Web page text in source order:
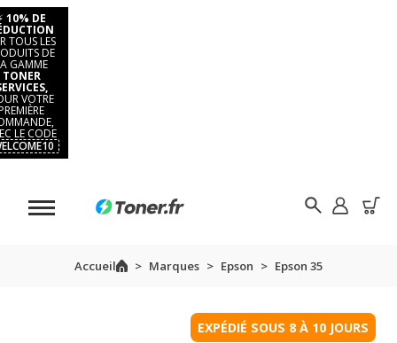
10% DE
TOUS LES
DE
GAMME
TONER
VOTRE
LE CODE
Accueil Marques Epson Epson 35
EXPÉDIÉ SOUS 8 À 10 JOURS